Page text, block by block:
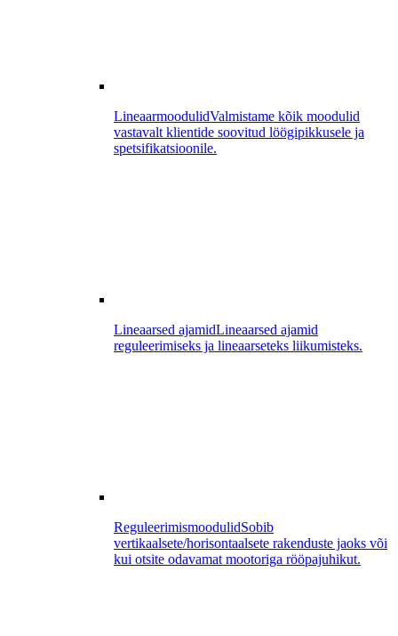
LineaarmoodulidValmistame kõik moodulid
vastavalt klientide soovitud löögipikkusele ja
spetsifikatsioonile.
Lineaarsed ajamidLineaarsed ajamid
reguleerimiseks ja lineaarseteks liikumisteks.
ReguleerimismoodulidSobib
vertikaalsete/horisontaalsete rakenduste jaoks või
kui otsite odavamat mootoriga rööpajuhikut.